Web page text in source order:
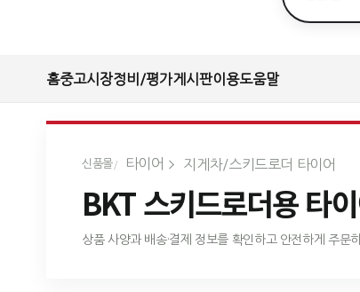
홈중고시장정비/평가게시판이용도움말
신품몰 타이어 지게차/스키드로더 타이어
BKT 스키드로더용 타
상품 사양과 배송·결제 정보를 확인하고 안전하게 주문